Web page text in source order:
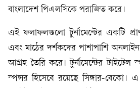
বাংলাদেশ পিএলসিকে পরাজিত করে।
এই ফলাফলগুলো টুর্নামেন্টের একটি
এবং মাঠের দর্শকদের পাশাপাশি
আগ্রহ তৈরি করে। টুর্নামেন্টের টাইটেল
স্পন্সর হিসেবে রয়েছে সিঙ্গার-বেকো। এ